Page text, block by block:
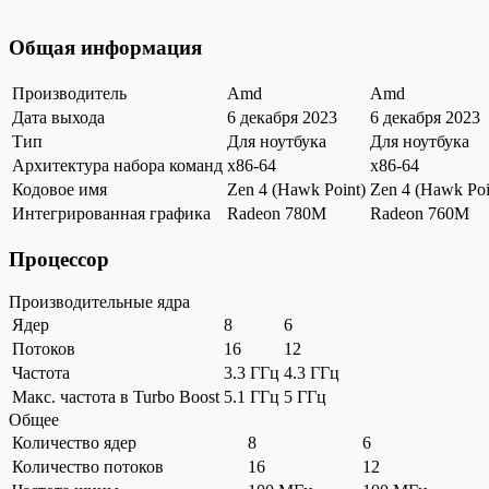
Общая информация
Производитель Amd
Amd
Дата выхода
6 декабря 2023
6 декабря 2023
Тип
Для ноутбука
Для ноутбука
Архитектура набора команд x86-64
x86-64
Кодовое имя
Zen 4 (Hawk Point) Zen 4 (Hawk
Интегрированная графика
Radeon 780M Radeon 760M
Процессор
Производительные ядра
Ядер
8
6
Потоков
16
12
Частота
3.3 ГГц 4.3 ГГц
Макс. частота в Turbo Boost 5.1 ГГц 5 ГГц
Общее
Количество ядер
8
6
Количество потоков
16
12